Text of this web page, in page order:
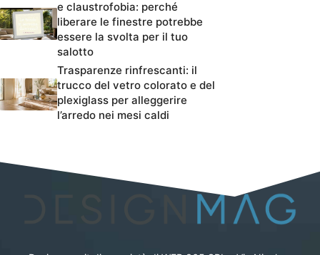
e claustrofobia: perché
liberare le finestre potrebbe
essere la svolta per il tuo
salotto
Trasparenze rinfrescanti: il
trucco del vetro colorato e del
plexiglass per alleggerire
l’arredo nei mesi caldi